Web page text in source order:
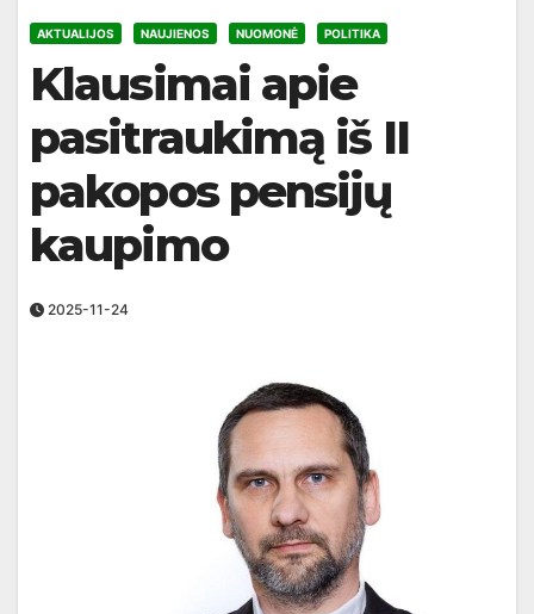
AKTUALIJOS NAUJIENOS NUOMONĖ POLITIKA
Klausimai apie
pasitraukimą iš II
pakopos pensijų
kaupimo
2025-11-24